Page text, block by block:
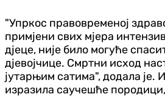
"Упркос правовременој
примјени свих мјера
дјеце, није било могуће
дјевојчице. Смртни исход
јутарњим сатима", додала је.
изразила саучешће